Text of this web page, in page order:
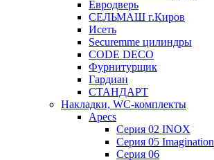
Евродверь
СЕЛЬМАШ г.Киров
Исеть
Securemme цилиндры
CODE DECO
Фурнитурщик
Гардиан
СТАНДАРТ
Накладки, WC-комплекты
Apecs
Cерия 02 INOX
Cерия 05 Imagination
Cерия 06